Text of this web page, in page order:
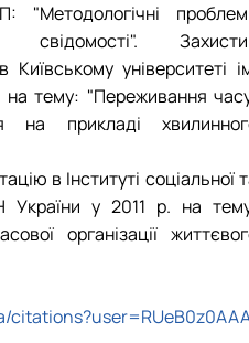
"Методологічні
свідомості".
університеті
тему: "Переживання
на прикладі
в Інституті соціальної
України у 2011 р. на
організації